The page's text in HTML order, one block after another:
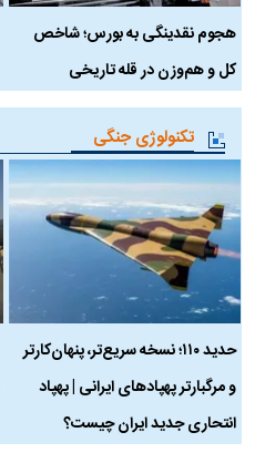
هجوم نقدینگی به بورس؛ شاخص
کل و هم‌وزن در قله تاریخی
تکنولوژی جنگی
حدید ۱۱۰؛ نسخه سریع‌تر، پنهان‌کارتر
و مرگبارتر پهپادهای ایرانی | پهپاد
انتحاری جدید ایران چیست؟